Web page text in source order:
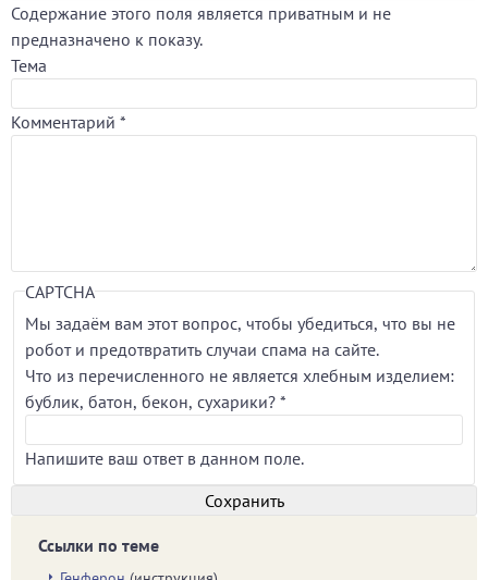
Содержание этого поля является приватным и не
предназначено к показу.
Тема
Комментарий *
CAPTCHA
Мы задаём вам этот вопрос, чтобы убедиться, что вы не
робот и предотвратить случаи спама на сайте.
Что из перечисленного не является хлебным изделием:
бублик, батон, бекон, сухарики? *
Напишите ваш ответ в данном поле.
Ссылки по теме